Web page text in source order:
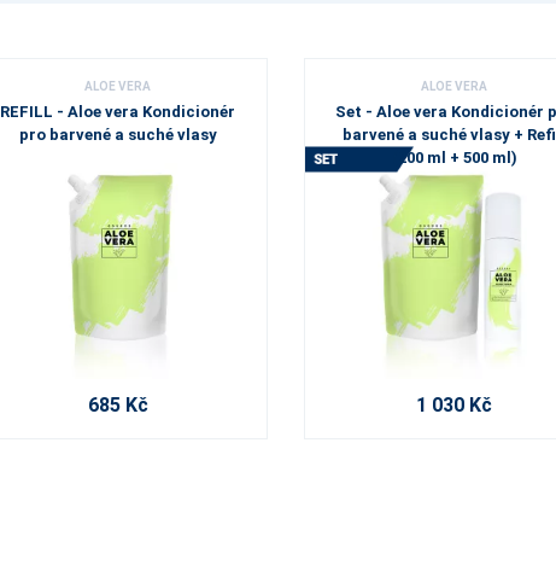
ALOE VERA
REFILL - Aloe vera Kondicionér
pro barvené a suché vlasy
685 Kč
ALOE VERA
Set - Aloe vera Kondicionér
barvené a suché vlasy + Refill
(200 ml + 500 ml)
1 030 Kč